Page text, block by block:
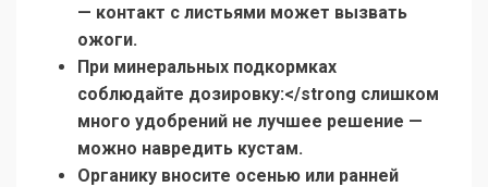
— контакт с листьями может вызвать
ожоги.
При минеральных подкормках
соблюдайте дозировку:</strong слишком
много удобрений не лучшее решение —
можно навредить кустам.
Органику вносите осенью или ранней